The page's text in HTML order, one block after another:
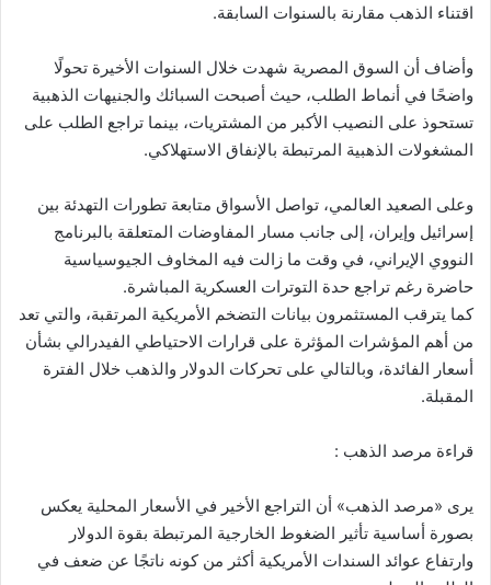
اقتناء الذهب مقارنة بالسنوات السابقة.
وأضاف أن السوق المصرية شهدت خلال السنوات الأخيرة تحولًا
واضحًا في أنماط الطلب، حيث أصبحت السبائك والجنيهات الذهبية
تستحوذ على النصيب الأكبر من المشتريات، بينما تراجع الطلب على
المشغولات الذهبية المرتبطة بالإنفاق الاستهلاكي.
وعلى الصعيد العالمي، تواصل الأسواق متابعة تطورات التهدئة بين
إسرائيل وإيران، إلى جانب مسار المفاوضات المتعلقة بالبرنامج
النووي الإيراني، في وقت ما زالت فيه المخاوف الجيوسياسية
حاضرة رغم تراجع حدة التوترات العسكرية المباشرة.
كما يترقب المستثمرون بيانات التضخم الأمريكية المرتقبة، والتي تعد
من أهم المؤشرات المؤثرة على قرارات الاحتياطي الفيدرالي بشأن
أسعار الفائدة، وبالتالي على تحركات الدولار والذهب خلال الفترة
المقبلة.
قراءة مرصد الذهب :
يرى «مرصد الذهب» أن التراجع الأخير في الأسعار المحلية يعكس
بصورة أساسية تأثير الضغوط الخارجية المرتبطة بقوة الدولار
وارتفاع عوائد السندات الأمريكية أكثر من كونه ناتجًا عن ضعف في